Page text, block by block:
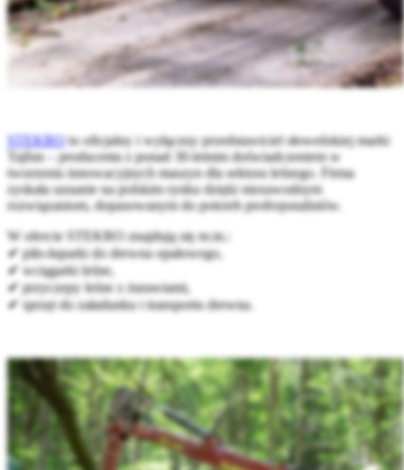
STEKROto oficjalny i wyłączny przedstawiciel słoweńskiej marki
Tajfun – producenta z ponad 30-letnim doświadczeniem w
tworzeniu innowacyjnych maszyn dla sektora leśnego. Firma
zyskała uznanie na polskim rynku dzięki niezawodnym
rozwiązaniom, dopasowanym do potrzeb profesjonalistów.
W ofercie STEKRO znajdują się m.in.:
✔ piło-łuparki do drewna opałowego,
✔ wciągarki leśne,
✔ przyczepy leśne z żurawiami,
✔ sprzęt do załadunku i transportu drewna.